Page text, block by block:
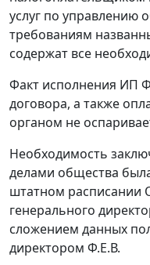
услуг по управлению
требованиям
содержат все
Факт исполнения ИП
договора, а также
органом не
Необходимость
делами общества
штатном
генерального
сложением данных
директором Ф.Е.В.